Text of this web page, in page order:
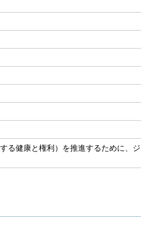
る健康と権利）を推進するために、